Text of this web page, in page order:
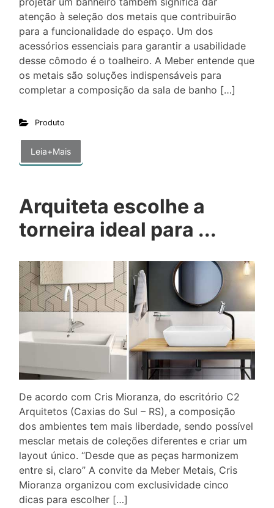
atenção à seleção dos metais que contribuirão
para a funcionalidade do espaço. Um dos
acessórios essenciais para garantir a usabilidade
desse cômodo é o toalheiro. A Meber entende que
os metais são soluções indispensáveis para
completar a composição da sala de banho […]
Produto
Leia+Mais
Arquiteta escolhe a
torneira ideal para ...
De acordo com Cris Mioranza, do escritório C2
Arquitetos (Caxias do Sul – RS), a composição
dos ambientes tem mais liberdade, sendo possível
mesclar metais de coleções diferentes e criar um
layout único. “Desde que as peças harmonizem
entre si, claro” A convite da Meber Metais, Cris
Mioranza organizou com exclusividade cinco
dicas para escolher […]